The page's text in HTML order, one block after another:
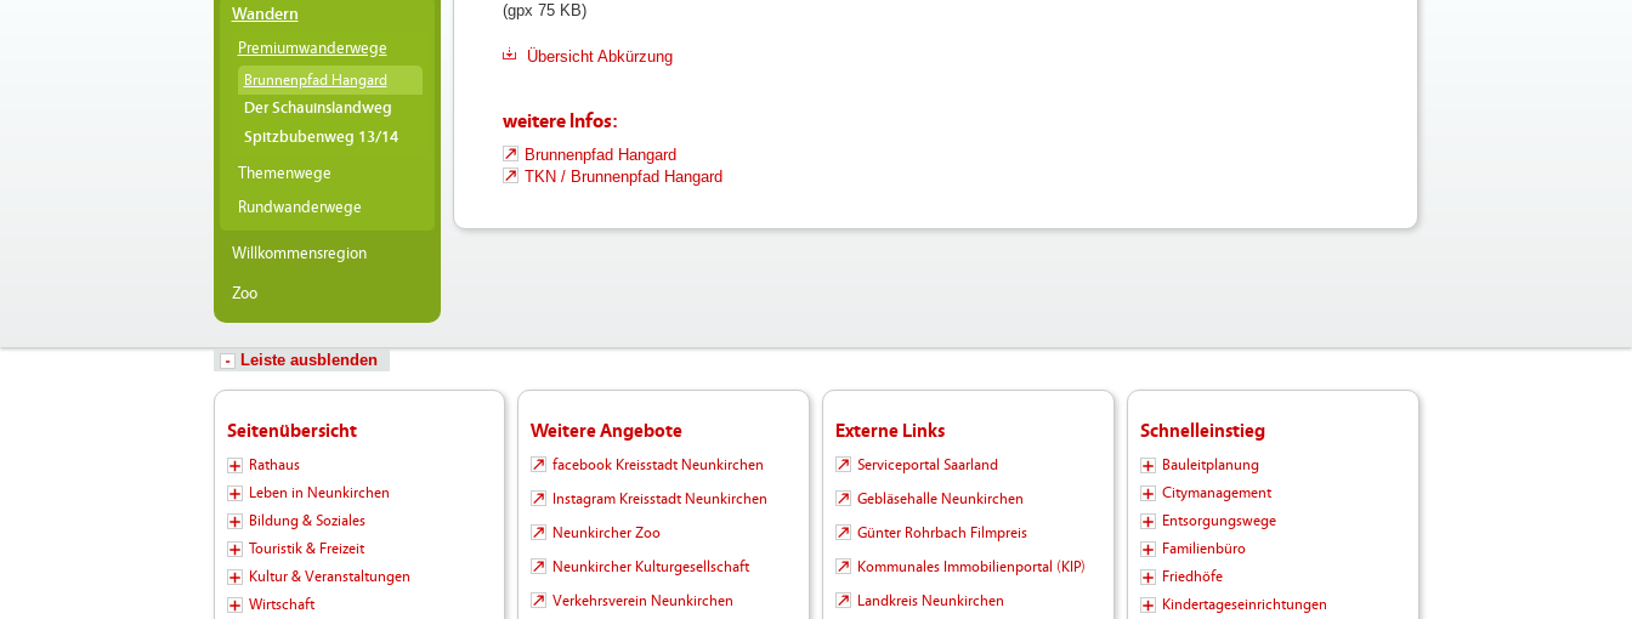
Wandern
Premiumwanderwege
Brunnenpfad Hangard
Der Schauinslandweg
Spitzbubenweg 13/14
Themenwege
Rundwanderwege
Willkommensregion
Zoo
(gpx 75 KB)
Übersicht Abkürzung
weitere Infos:
Brunnenpfad Hangard
TKN / Brunnenpfad Hangard
Leiste ausblenden
Seitenübersicht
Rathaus
Leben in Neunkirchen
Bildung & Soziales
Touristik & Freizeit
Kultur & Veranstaltungen
Wirtschaft
Weitere Angebote
facebook Kreisstadt Neunkirchen
Instagram Kreisstadt Neunkirchen
Neunkircher Zoo
Neunkircher Kulturgesellschaft
Verkehrsverein Neunkirchen
Externe Links
Serviceportal Saarland
Gebläsehalle Neunkirchen
Günter Rohrbach Filmpreis
Kommunales Immobilienportal (KIP)
Landkreis Neunkirchen
Schnelleinstieg
Bauleitplanung
Citymanagement
Entsorgungswege
Familienbüro
Friedhöfe
Kindertageseinrichtungen